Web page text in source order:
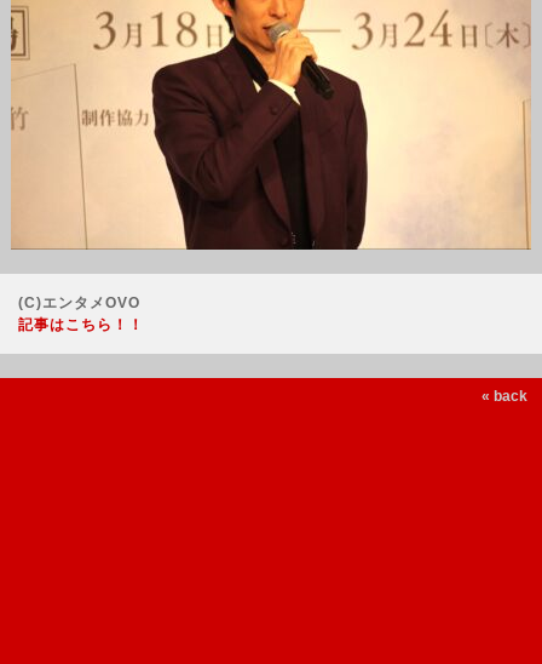
(C)エンタメOVO
記事はこちら！！
« back